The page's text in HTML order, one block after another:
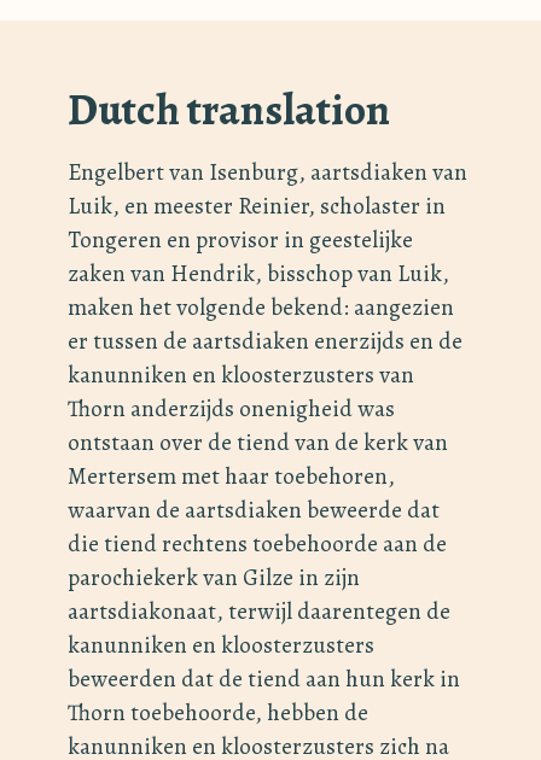
Dutch translation
Engelbert van Isenburg, aartsdiaken van
Luik, en meester Reinier, scholaster in
Tongeren en provisor in geestelijke
zaken van Hendrik, bisschop van Luik,
maken het volgende bekend: aangezien
er tussen de aartsdiaken enerzijds en de
kanunniken en kloosterzusters van
Thorn anderzijds onenigheid was
ontstaan over de tiend van de kerk van
Mertersem met haar toebehoren,
waarvan de aartsdiaken beweerde dat
die tiend rechtens toebehoorde aan de
parochiekerk van Gilze in zijn
aartsdiakonaat, terwijl daarentegen de
kanunniken en kloosterzusters
beweerden dat de tiend aan hun kerk in
Thorn toebehoorde, hebben de
kanunniken en kloosterzusters zich na